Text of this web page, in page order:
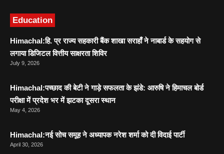
Education
Himachal:हि. प्र राज्य सहकारी बैंक शाखा सराहाँ ने नाबार्ड के सहयोग से
लगाया डिजिटल वित्तीय साक्षरता शिविर
July 9, 2026
Himachal:पच्छाद की बेटी ने गाड़े सफलता के झंडे: आरुषि ने हिमाचल बोर्ड
परीक्षा में प्रदेश भर में झटका दूसरा स्थान
May 4, 2026
Himachal:नई सोच समूह ने अध्यापक नरेश शर्मा को दी विदाई पार्टी
April 30, 2026